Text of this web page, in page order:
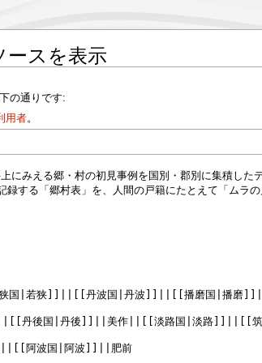
ースを表示
の通りです:
用者。